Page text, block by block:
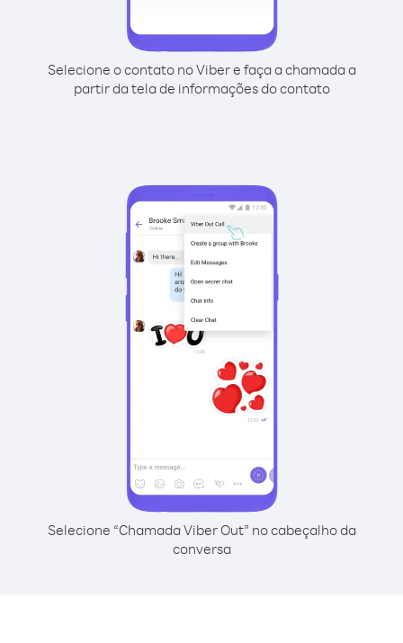
Selecione o contato no Viber e faça a chamada a
partir da tela de informações do contato
Selecione “Chamada Viber Out” no cabeçalho da
conversa